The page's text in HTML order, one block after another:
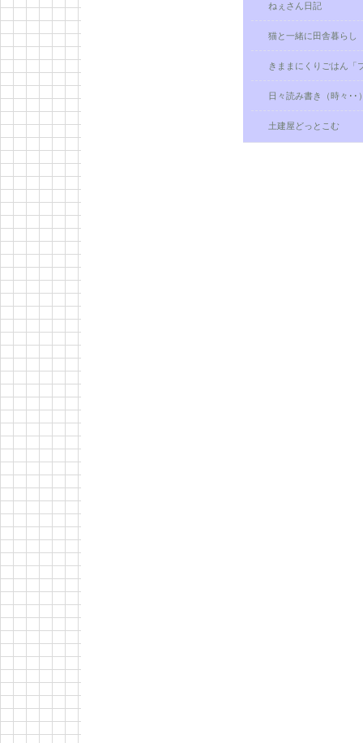
ねぇさん日記
猫と一緒に田舎暮らし
きままにくりごはん「
日々読み書き（時々･･
土建屋どっとこむ